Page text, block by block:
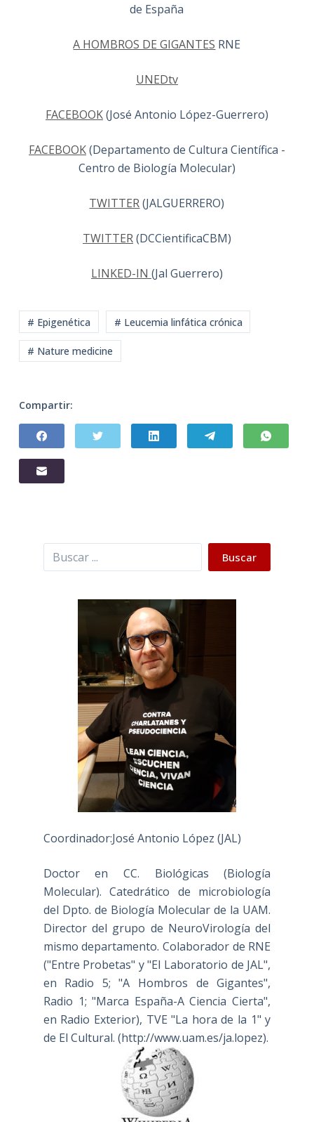
de España
A HOMBROS DE GIGANTES RNE
UNEDtv
FACEBOOK(José Antonio López-Guerrero)
FACEBOOK(Departamento de Cultura Científica -
Centro de Biología Molecular)
TWITTER(JALGUERRERO)
TWITTER(DCCientificaCBM)
LINKED-IN (Jal Guerrero)
# Epigenética # Leucemia linfática crónica
# Nature medicine
Compartir:
Buscar Buscar
Coordinador:José Antonio López (JAL)
Doctor en CC. Biológicas (Biología
Molecular). Catedrático de microbiología
del Dpto. de Biología Molecular de la UAM.
Director del grupo de NeuroVirología del
mismo departamento. Colaborador de RNE
("Entre Probetas" y "El Laboratorio de JAL",
en Radio 5; "A Hombros de Gigantes",
Radio 1; "Marca España-A Ciencia Cierta",
en Radio Exterior), TVE "La hora de la 1" y
de El Cultural. (http://www.uam.es/ja.lopez).